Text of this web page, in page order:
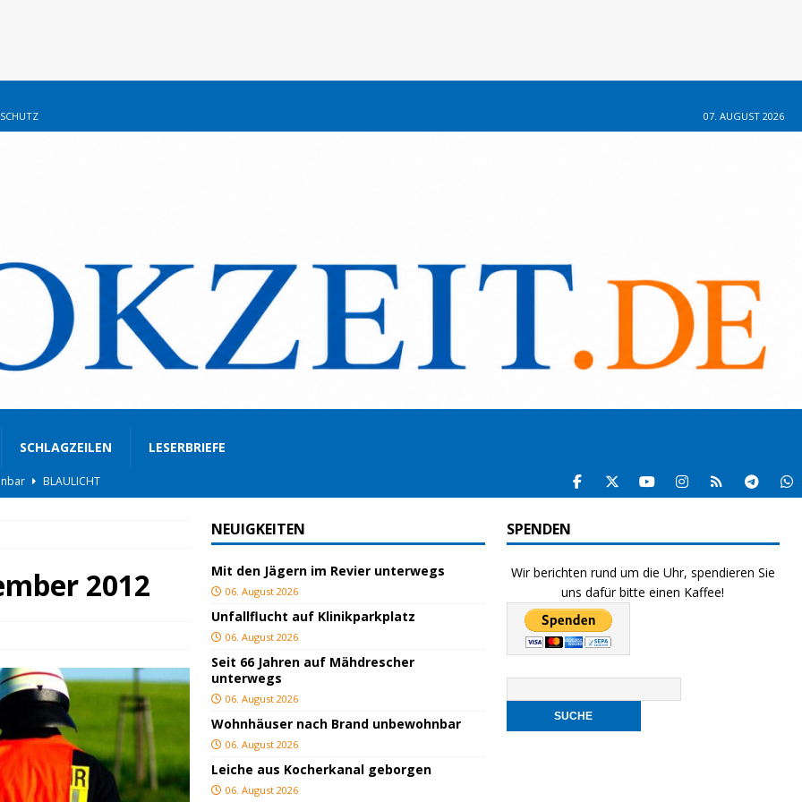
07. AUGUST 2026
SCHLAGZEILEN LESERBRIEFE
BLAULICHT
BLAULICHT
TOP
BLAULICHT
2012
NEUIGKEITEN
Mit den Jägern im Revier unterwegs
06. August 2026
Unfallflucht auf Klinikparkplatz
06. August 2026
Seit 66 Jahren auf Mähdrescher
unterwegs
06. August 2026
Wohnhäuser nach Brand unbewohnbar
06. August 2026
Leiche aus Kocherkanal geborgen
06. August 2026
SPENDEN
Wir berichten rund um die Uhr, spendieren Sie
uns dafür bitte einen Kaffee!